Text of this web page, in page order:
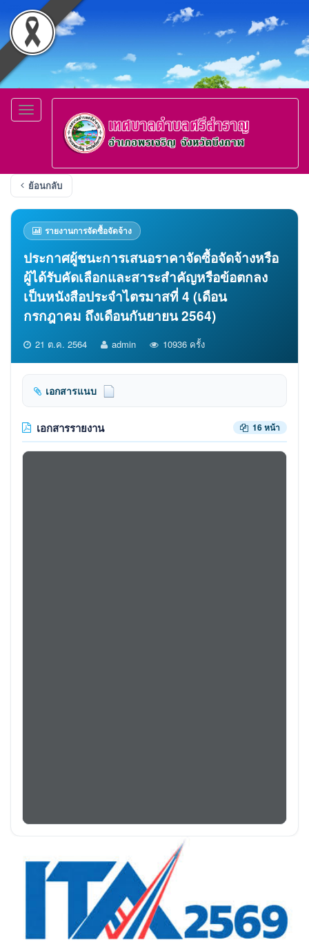
Toggle
navigation
ย้อนกลับ
รายงานการจัดซื้อจัดจ้าง
ประกาศผู้ชนะการเสนอราคาจัดซื้อจัดจ้างหรือ
ผู้ได้รับคัดเลือกและสาระสำคัญหรือข้อตกลง
เป็นหนังสือประจำไตรมาสที่ 4 (เดือน
กรกฎาคม ถึงเดือนกันยายน 2564)
21 ต.ค. 2564 admin 10936 ครั้ง
เอกสารแนบ
เอกสารรายงาน 16 หน้า